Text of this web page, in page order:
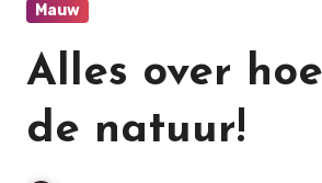
Mauw
Alles over
de natuur!